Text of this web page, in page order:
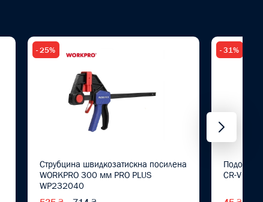
- 25%
Струбцина швидкозатискна посилена
WORKPRO 300 мм PRO PLUS
WP232040
- 31%
CR-V